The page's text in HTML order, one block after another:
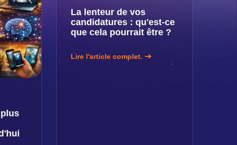
La lenteur de vos
candidatures : qu'est-ce
que cela pourrait être ?
Lire l'article complet.